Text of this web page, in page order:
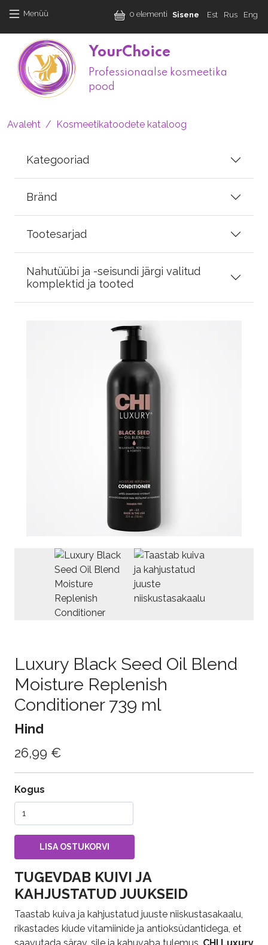
Menüü 0 elementi User
Sisene Est Rus Eng
YourChoice
Professionaalse kosmeetika
pood
Leivapuru
Avaleht Kosmeetikatoodete kataloog
Luxury Black Seed Oil Blend
Moisture Replenish
Conditioner 739 ml
Hind
26,99 €
Kogus
TUGEVDAB KUIVI JA
KAHJUSTATUD JUUKSEID
Taastab kuiva ja kahjustatud juuste niiskustasakaalu,
rikastades kiude vitamiinide ja antioksüdantidega, et
Kategooriad
Bränd
Tootesarjad
Nahutüübi ja -seisundi järgi valitud
komplektid ja tooted